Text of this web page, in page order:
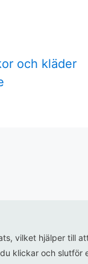
och kläder
vilket hjälper till
klickar och